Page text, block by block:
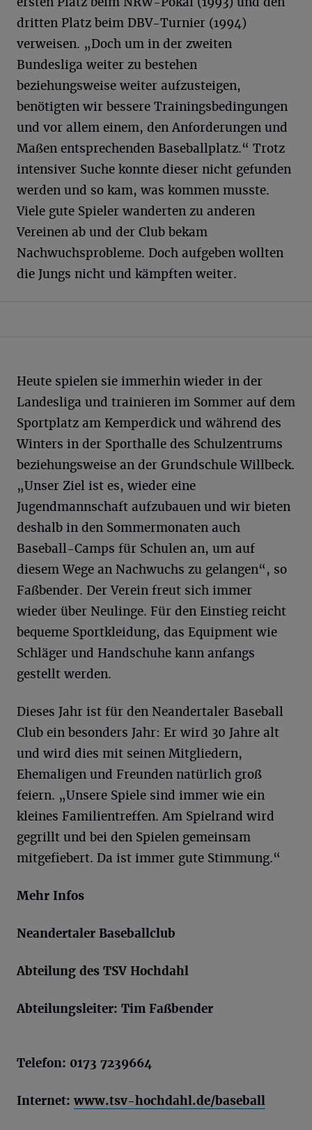
dritten Platz beim DBV-Turnier (1994)
verweisen. „Doch um in der zweiten
Bundesliga weiter zu bestehen
beziehungsweise weiter aufzusteigen,
benötigten wir bessere Trainingsbedingungen
und vor allem einem, den Anforderungen und
Maßen entsprechenden Baseballplatz.“ Trotz
intensiver Suche konnte dieser nicht gefunden
werden und so kam, was kommen musste.
Viele gute Spieler wanderten zu anderen
Vereinen ab und der Club bekam
Nachwuchsprobleme. Doch aufgeben wollten
die Jungs nicht und kämpften weiter.
Heute spielen sie immerhin wieder in der
Landesliga und trainieren im Sommer auf dem
Sportplatz am Kemperdick und während des
Winters in der Sporthalle des Schulzentrums
beziehungsweise an der Grundschule Willbeck.
„Unser Ziel ist es, wieder eine
Jugendmannschaft aufzubauen und wir bieten
deshalb in den Sommermonaten auch
Baseball-Camps für Schulen an, um auf
diesem Wege an Nachwuchs zu gelangen“, so
Faßbender. Der Verein freut sich immer
wieder über Neulinge. Für den Einstieg reicht
bequeme Sportkleidung, das Equipment wie
Schläger und Handschuhe kann anfangs
gestellt werden.
Dieses Jahr ist für den Neandertaler Baseball
Club ein besonders Jahr: Er wird 30 Jahre alt
und wird dies mit seinen Mitgliedern,
Ehemaligen und Freunden natürlich groß
feiern. „Unsere Spiele sind immer wie ein
kleines Familientreffen. Am Spielrand wird
gegrillt und bei den Spielen gemeinsam
mitgefiebert. Da ist immer gute Stimmung.“
Mehr Infos
Neandertaler Baseballclub
Abteilung des TSV Hochdahl
Abteilungsleiter: Tim Faßbender
Telefon: 0173 7239664
Internet:www.tsv-hochdahl.de/baseball